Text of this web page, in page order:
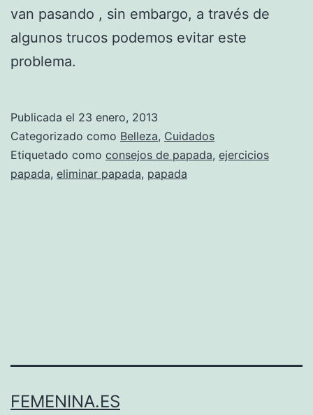
van pasando , sin embargo, a través de
algunos trucos podemos evitar este
problema.
Publicada el 23 enero, 2013
Categorizado como Belleza, Cuidados
Etiquetado como consejos de papada, ejercicios
papada, eliminar papada, papada
FEMENINA.ES